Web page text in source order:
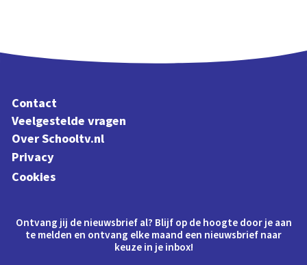
Contact
Veelgestelde vragen
Over Schooltv.nl
Privacy
Cookies
Ontvang jij de nieuwsbrief al? Blijf op de hoogte door je aan
te melden en ontvang elke maand een nieuwsbrief naar
keuze in je inbox!